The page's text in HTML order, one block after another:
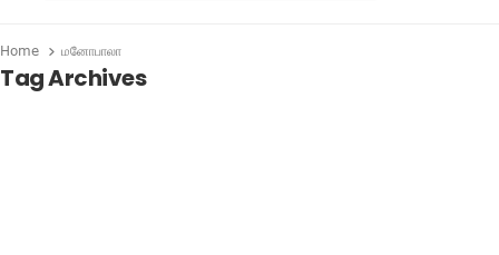
Home மனோபாலா
Tag Archives